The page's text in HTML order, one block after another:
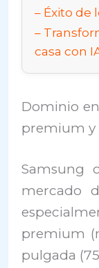
Éxito de
casa con
Dominio
premium y
Samsung
mercado
premium
pulgada